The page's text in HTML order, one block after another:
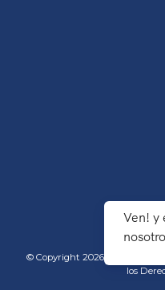
Ven! y
© Copyright 2026 TecNM/
los